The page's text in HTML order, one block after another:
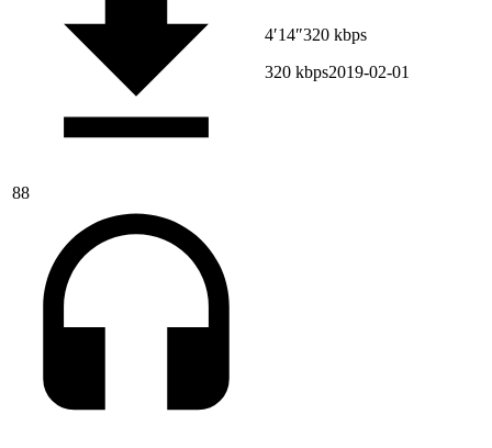
88
4′14″320 kbps
320 kbps2019-02-01